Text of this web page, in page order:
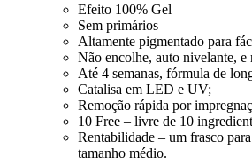
Efeito 100% Gel
Sem primários
Altamente pigmentado para
Não encolhe, auto nivelante, e
Até 4 semanas, fórmula de
Catalisa em LED e UV;
Remoção rápida por
10 Free – livre de 10
Rentabilidade – um frasco
tamanho médio.